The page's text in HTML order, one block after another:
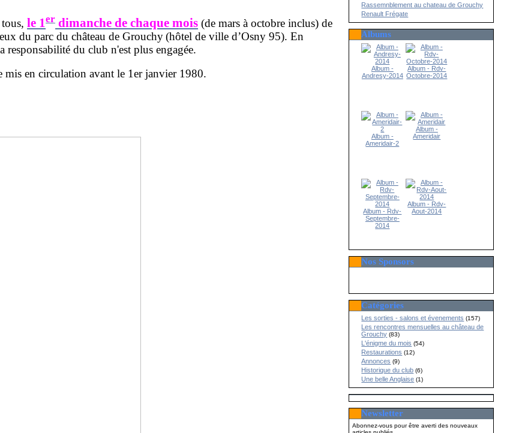
tous,le 1er dimanche de chaque mois (de mars à octobre inclus) de
du parc du château de Grouchy(hôtel de ville d’Osny 95). En
responsabilité du club n'est plus engagée.
mis en circulation avant le 1er janvier 1980.
Rassemnblement au chateau de Grouchy
Renault Frégate
Albums
Album -
Andresy-2014
Album - Rdv-
Octobre-2014
Album -
Ameridair-2
Album -
Ameridair
Album - Rdv-
Septembre-
2014
Album - Rdv-
Aout-2014
Nos Sponsors
Catégories
Les sorties - salons et évenements (157)
Les rencontres mensuelles au château de
Grouchy (83)
L'énigme du mois (54)
Restaurations (12)
Annonces (9)
Historique du club (6)
Une belle Anglaise (1)
Newsletter
Abonnez-vous pour être averti des nouveaux